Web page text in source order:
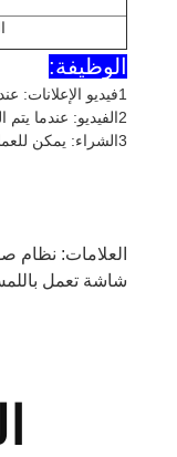
الوظيفة:
1فيديو الإعلانات: عندما لا يختار أي زبائن رؤية المعارض، شاشة LCD سوف تشغل تلقائيًا فيديو الإعلانات المحددة.
2الفيديو: عندما يتم التقاط منتج، تشغل شاشة LCD الفورية الفيديو والصور من المنتج، ويمكن مسح رمز QR لشراء.
3الشراء: يمكن للعملاء مسح رمز QR للمنتجات المقابلة مع هواتفهم المحمولة وإجراء الدفع عن طريق وضع الطلبات على هواتفهم المحمولة.
العلامات: نظام
شاشة تعمل